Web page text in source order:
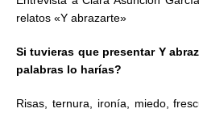
relatos «Y abrazarte»
Si tuvieras que presentar Y
palabras lo harías?
Risas, ternura, ironía, miedo,